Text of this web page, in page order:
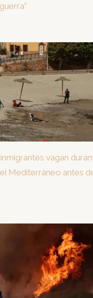
vagan
Mediterráneo antes